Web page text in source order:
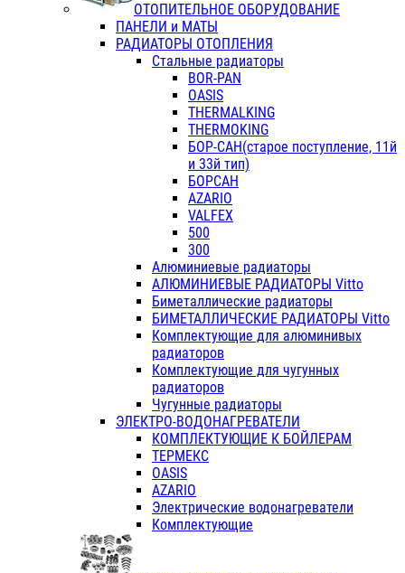
ОТОПИТЕЛЬНОЕ ОБОРУДОВАНИЕ
ПАНЕЛИ и МАТЫ
РАДИАТОРЫ ОТОПЛЕНИЯ
Стальные радиаторы
BOR-PAN
OASIS
THERMALKING
THERMOKING
БОР-САН(старое поступление, 11й
и 33й тип)
БОРСАН
AZARIO
VALFEX
500
300
Алюминиевые радиаторы
АЛЮМИНИЕВЫЕ РАДИАТОРЫ Vitto
Биметаллические радиаторы
БИМЕТАЛЛИЧЕСКИЕ РАДИАТОРЫ Vitto
Комплектующие для алюминивых
радиаторов
Комплектующие для чугунных
радиаторов
Чугунные радиаторы
ЭЛЕКТРО-ВОДОНАГРЕВАТЕЛИ
КОМПЛЕКТУЮЩИЕ К БОЙЛЕРАМ
ТЕРМЕКС
OASIS
AZARIO
Электрические водонагреватели
Комплектующие